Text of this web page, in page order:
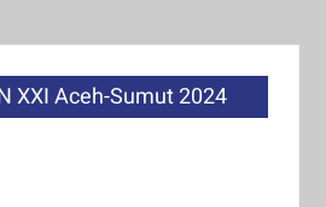
XXI Aceh-Sumut 2024